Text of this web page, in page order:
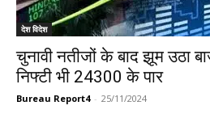
देश विदेश
चुनावी नतीजों के बाद झूम उठा
निफ्टी भी 24300 के पार
Bureau Report4 - 25/11/2024